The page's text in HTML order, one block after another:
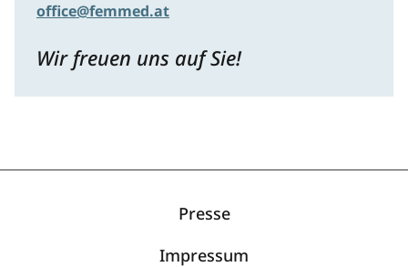
office@femmed.at
Wir freuen uns auf Sie!
Presse
Impressum